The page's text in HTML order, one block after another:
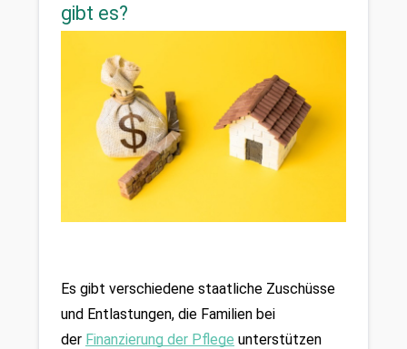
gibt es?
Es gibt verschiedene staatliche Zuschüsse
und Entlastungen, die Familien bei
der Finanzierung der Pflege unterstützen